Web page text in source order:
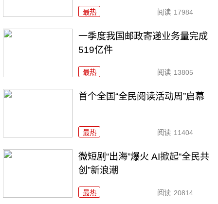
最热 阅读 17984
一季度我国邮政寄递业务量完成
519亿件
最热 阅读 13805
首个全国“全民阅读活动周”启幕
最热 阅读 11404
微短剧“出海”爆火 AI掀起“全民共
创”新浪潮
最热 阅读 20814